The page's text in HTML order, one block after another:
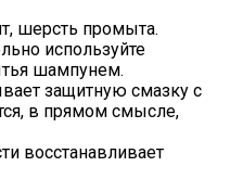
шерсть промыта.
используйте
шампунем.
защитную смазку с
в прямом смысле,
восстанавливает